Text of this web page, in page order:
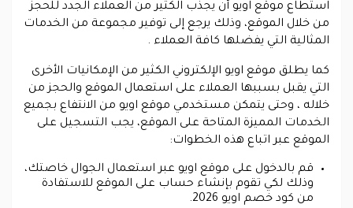
استطاع موقع اويو أن يجذب الكثير من العملاء الجدد للحجز
من خلال الموقع، وذلك يرجع إلى توفير مجموعة من الخدمات
المثالية التي يفضلها كافة العملاء .
كما يطلق موقع اويو الإلكتروني الكثير من الإمكانيات الأخرى
التي يقبل بسببها العملاء على استعمال الموقع والحجز من
خلاله ، وحتى يتمكن مستخدمي موقع اويو من الانتفاع بجميع
الخدمات المميزة المتاحة على الموقع، يجب التسجيل على
الموقع عبر اتباع هذه الخطوات:
قم بالدخول على موقع اويو عبر استعمال الجوال خاصتك،
وذلك لكي تقوم بإنشاء حساب على الموقع للاستفادة
من كود خصم اويو 2026.